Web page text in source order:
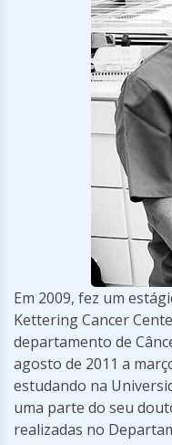
Em 2009, fez um
Kettering Cancer
departamento de
agosto de 2011 a
estudando na
uma parte do seu
realizadas no